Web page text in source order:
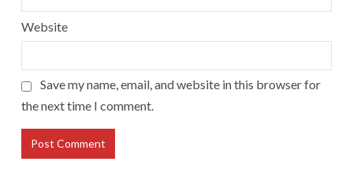
Website
Save my name, email, and website in this browser for
the next time I comment.